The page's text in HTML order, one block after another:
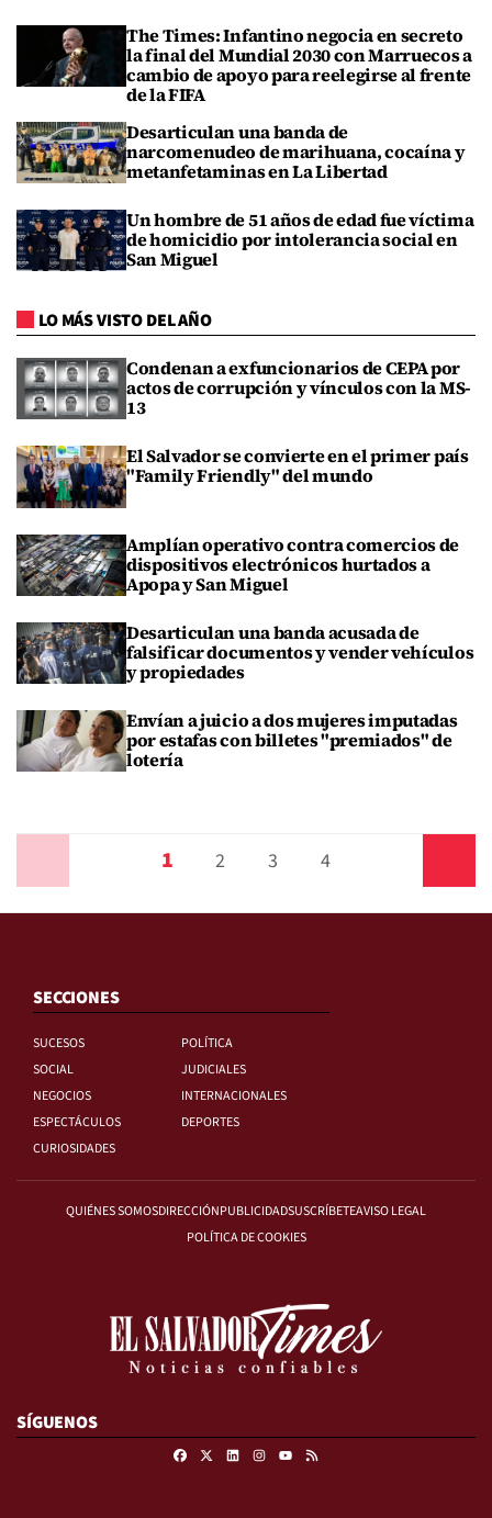
The Times: Infantino negocia en secreto
la final del Mundial 2030 con Marruecos a
cambio de apoyo para reelegirse al frente
de la FIFA
Desarticulan una banda de
narcomenudeo de marihuana, cocaína y
metanfetaminas en La Libertad
Un hombre de 51 años de edad fue víctima
de homicidio por intolerancia social en
San Miguel
LO MÁS VISTO DEL AÑO
Condenan a exfuncionarios de CEPA por
actos de corrupción y vínculos con la MS-
13
El Salvador se convierte en el primer país
"Family Friendly" del mundo
Amplían operativo contra comercios de
dispositivos electrónicos hurtados a
Apopa y San Miguel
Desarticulan una banda acusada de
falsificar documentos y vender vehículos
y propiedades
Envían a juicio a dos mujeres imputadas
por estafas con billetes "premiados" de
lotería
1 2 3 4
SECCIONES
SUCESOS
POLÍTICA
SOCIAL
JUDICIALES
NEGOCIOS
INTERNACIONALES
ESPECTÁCULOS
DEPORTES
CURIOSIDADES
QUIÉNES SOMOSDIRECCIÓNPUBLICIDADSUSCRÍBETEAVISO LEGAL
POLÍTICA DE COOKIES
SÍGUENOS
FacebookLinkedinInstagramRSS